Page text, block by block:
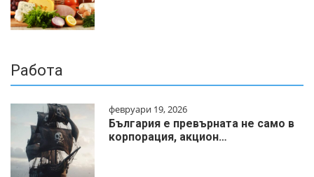
Работа
февруари 19, 2026
България е превърната не само в
корпорация, акцион…